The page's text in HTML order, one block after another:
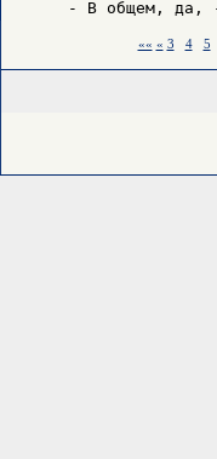
«« « 3 4 5